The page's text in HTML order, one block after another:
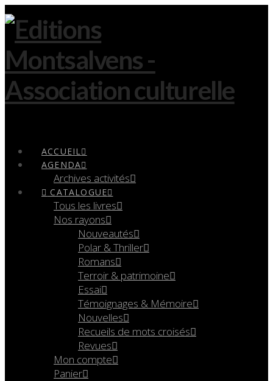
ACCUEIL
AGENDA
Archives activités
CATALOGUE
Tous les livres
Nos rayons
Nouveautés
Polar & Thriller
Romans
Terroir & patrimoine
Essai
Témoignages & Mémoire
Nouvelles
Recueils de mots croisés
Revues
Mon compte
Panier